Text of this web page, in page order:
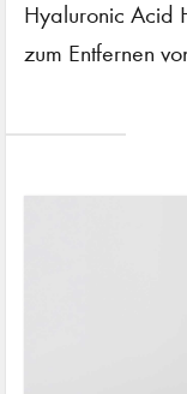
Hyaluronic Acid
zum Entfernen